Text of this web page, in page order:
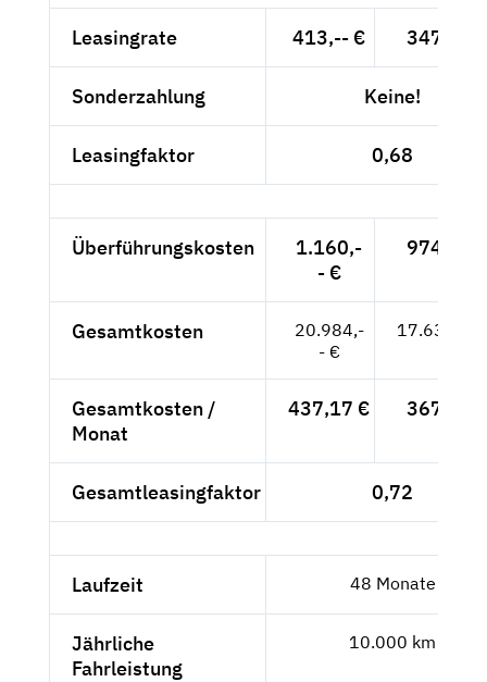
Leasingrate 413,-- € 347,06 €
Sonderzahlung Keine!
Leasingfaktor 0,68
Überführungskosten
1.160,-
- €
974,79 €
Gesamtkosten
20.984,-
- €
17.633,61
Gesamtkosten /
Monat
437,17 € 367,37 €
Gesamtleasingfaktor 0,72
Laufzeit 48 Monate
Jährliche
Fahrleistung
10.000 km